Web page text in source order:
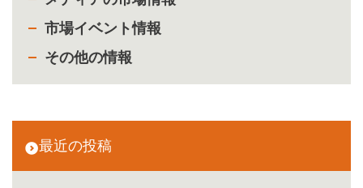
市場イベント情報
その他の情報
最近の投稿